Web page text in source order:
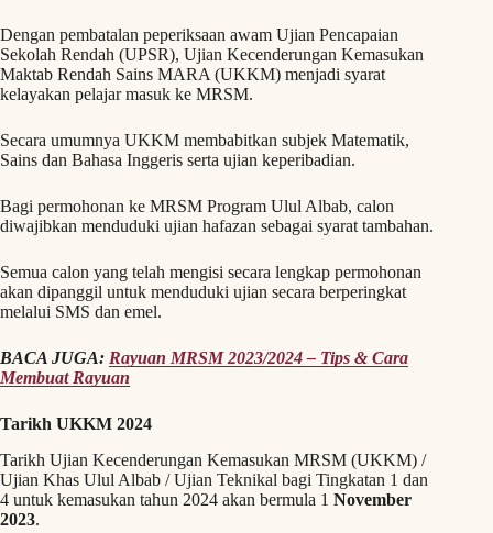
Dengan pembatalan peperiksaan awam Ujian Pencapaian
Sekolah Rendah (UPSR), Ujian Kecenderungan Kemasukan
Maktab Rendah Sains MARA (UKKM) menjadi syarat
kelayakan pelajar masuk ke MRSM.
Secara umumnya UKKM membabitkan subjek Matematik,
Sains dan Bahasa Inggeris serta ujian keperibadian.
Bagi permohonan ke MRSM Program Ulul Albab, calon
diwajibkan menduduki ujian hafazan sebagai syarat tambahan.
Semua calon yang telah mengisi secara lengkap permohonan
akan dipanggil untuk menduduki ujian secara berperingkat
melalui SMS dan emel.
BACA JUGA: Rayuan MRSM 2023/2024 – Tips & Cara
Membuat Rayuan
Tarikh UKKM 2024
Tarikh Ujian Kecenderungan Kemasukan MRSM (UKKM) /
Ujian Khas Ulul Albab / Ujian Teknikal bagi Tingkatan 1 dan
4 untuk kemasukan tahun 2024 akan bermula 1 November
2023.